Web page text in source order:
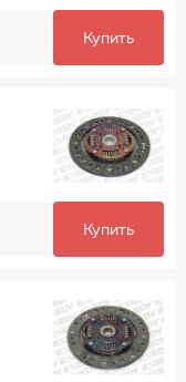
Купить
Купить